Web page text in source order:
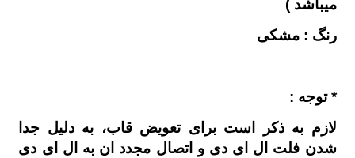
میباشد )
رنگ : مشکی
* توجه :
لازم به ذکر است برای تعویض قاب، به دلیل جدا
شدن فلت ال ای دی و اتصال مجدد ان به ال ای دی